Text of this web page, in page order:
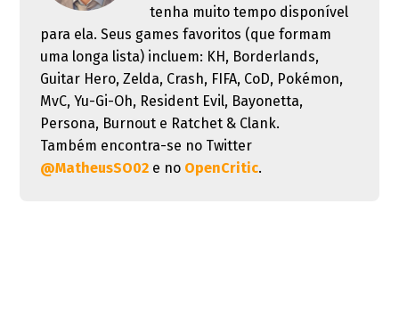
tenha muito tempo disponível
para ela. Seus games favoritos (que formam
uma longa lista) incluem: KH, Borderlands,
Guitar Hero, Zelda, Crash, FIFA, CoD, Pokémon,
MvC, Yu-Gi-Oh, Resident Evil, Bayonetta,
Persona, Burnout e Ratchet & Clank.
Também encontra-se no Twitter
@MatheusSO02e no OpenCritic.